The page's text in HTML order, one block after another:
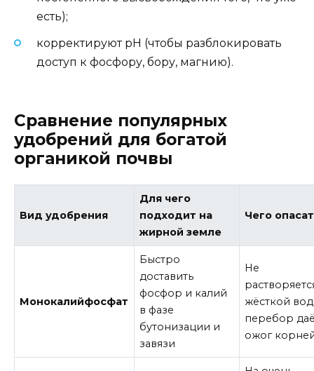
есть);
корректируют pH (чтобы разблокировать
доступ к фосфору, бору, магнию).
Сравнение популярных
удобрений для богатой
органикой почвы
Вид удобрения
Для чего
подходит на
жирной земле
Чего
Монокалийфосфат
Быстро
доставить
фосфор и калий
в фазе
бутонизации и
завязи
Не
жёсткой
перебор
ожог